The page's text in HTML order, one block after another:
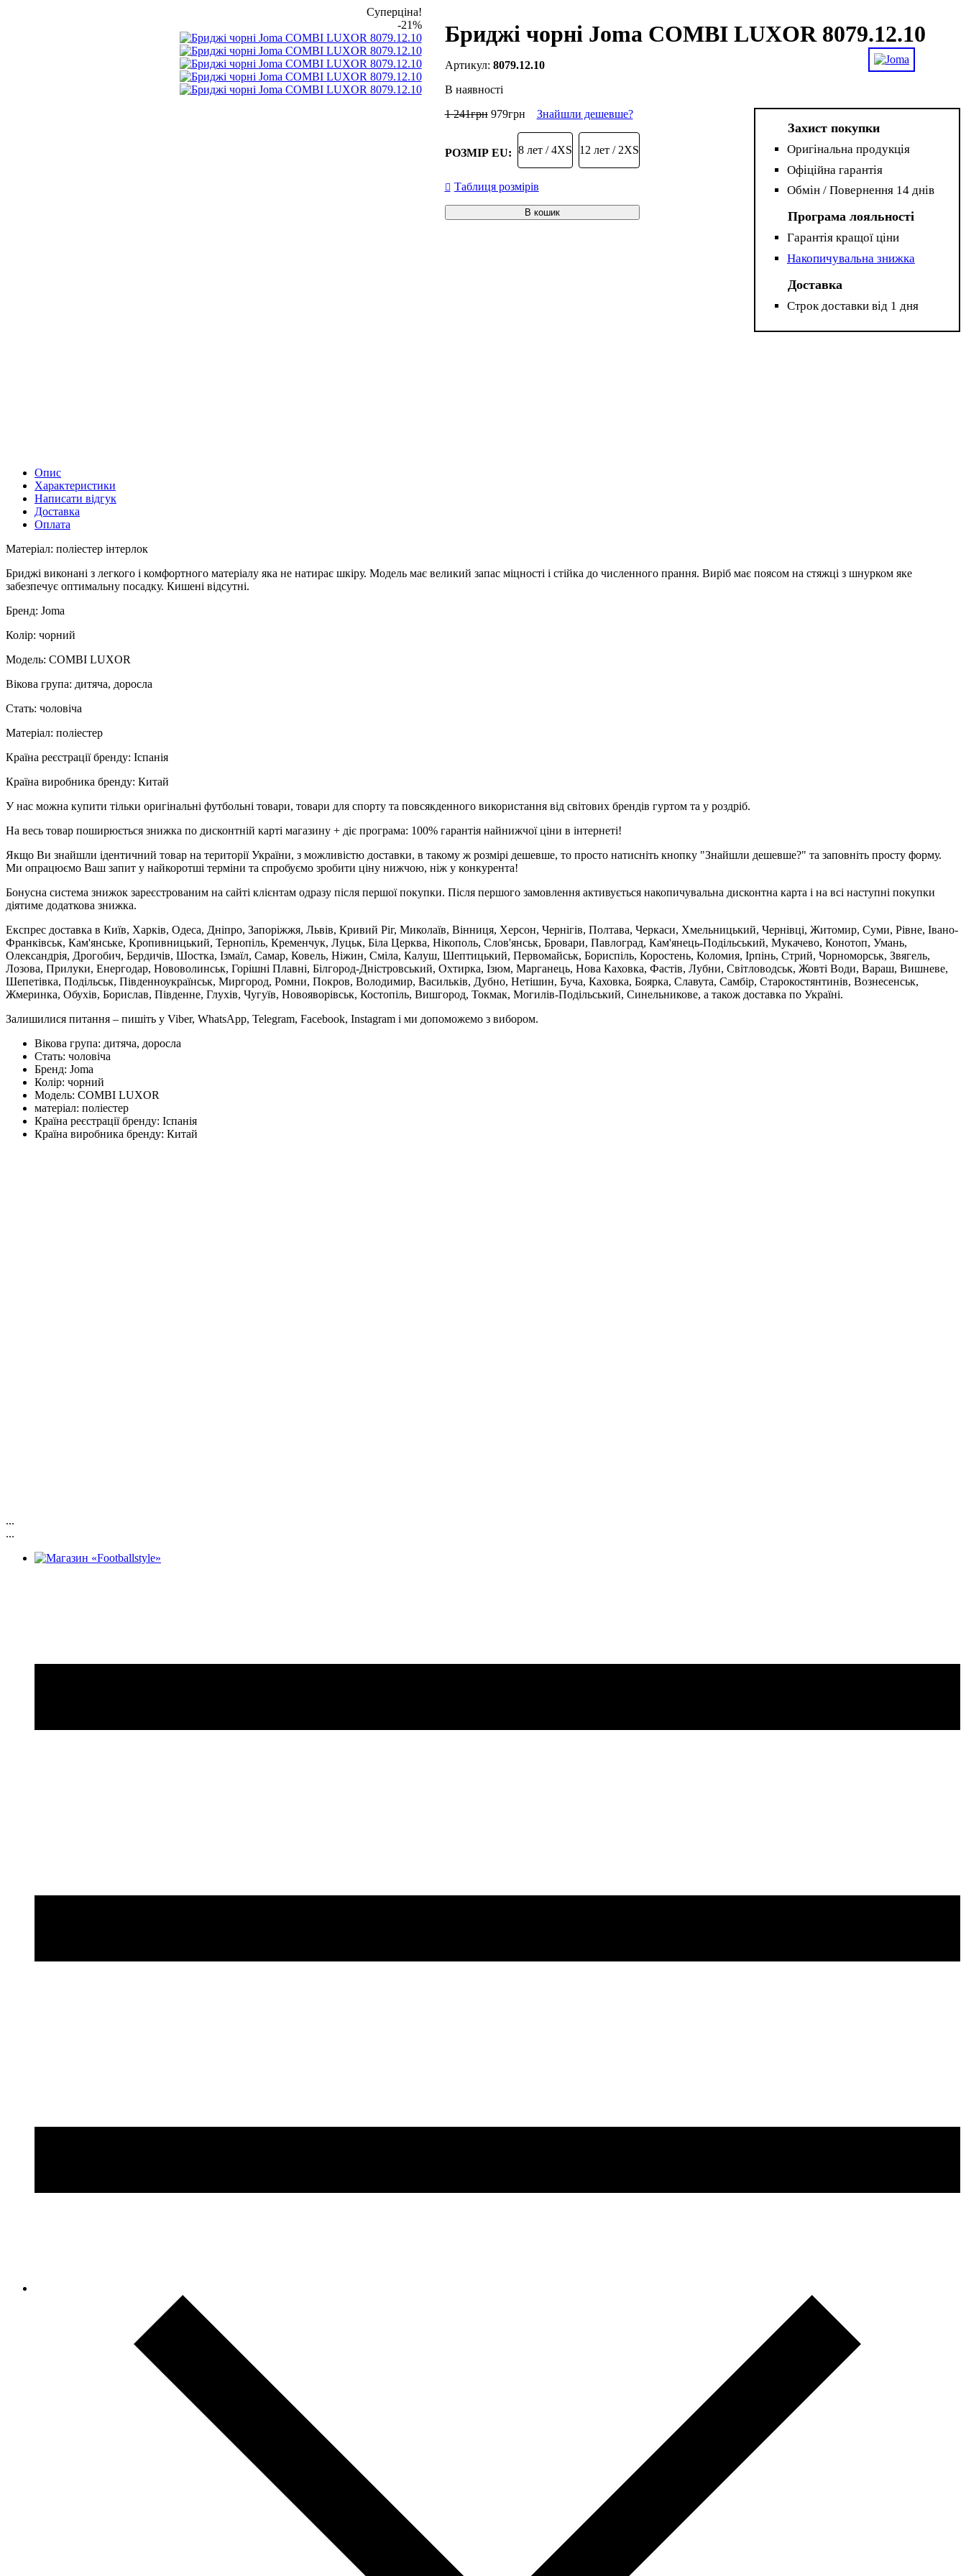
Суперціна!
-21%
Бриджі чорні Joma COMBI LUXOR 8079.12.10
8079.12.10
В наявності
1 241грн 979грн Знайшли дешевше?
РОЗМІР EU: 8 лет / 4XS 12 лет / 2XS
Таблиця розмірів
В кошик
Захист покупки
Оригінальна продукція
Офіційна гарантія
Обмін / Повернення 14 днів
Програма лояльності
Гарантія кращої ціни
Накопичувальна знижка
Доставка
Строк доставки від 1 дня
Опис
Характеристики
Написати відгук
Доставка
Оплата
Матеріал: поліестер інтерлок
Бриджі виконані з легкого і комфортного матеріалу яка не натирає шкіру. Модель має великий запас міцності і стійка до численного прання. Виріб має поясом на стяжці з шнурком яке
забезпечує оптимальну посадку. Кишені відсутні.
Бренд: Joma
Колір: чорний
Модель: COMBI LUXOR
Вікова група: дитяча, доросла
Стать: чоловіча
Матеріал: поліестер
Країна реєстрації бренду: Іспанія
Країна виробника бренду: Китай
У нас можна купити тільки оригінальні футбольні товари, товари для спорту та повсякденного використання від світових брендів гуртом та у роздріб.
На весь товар поширюється знижка по дисконтній карті магазину + діє програма: 100% гарантія найнижчої ціни в інтернеті!
Якщо Ви знайшли ідентичний товар на території України, з можливістю доставки, в такому ж розмірі дешевше, то просто натисніть кнопку "Знайшли дешевше?" та заповніть просту форму.
Ми опрацюємо Ваш запит у найкоротші терміни та спробуємо зробити ціну нижчою, ніж у конкурента!
Бонусна система знижок зареєстрованим на сайті клієнтам одразу після першої покупки. Після першого замовлення активується накопичувальна дисконтна карта і на всі наступні покупки
діятиме додаткова знижка.
Експрес доставка в Київ, Харків, Одеса, Дніпро, Запоріжжя, Львів, Кривий Ріг, Миколаїв, Вінниця, Херсон, Чернігів, Полтава, Черкаси, Хмельницький, Чернівці, Житомир, Суми, Рівне, Івано-
Франківськ, Кам'янське, Кропивницький, Тернопіль, Кременчук, Луцьк, Біла Церква, Нікополь, Слов'янськ, Бровари, Павлоград, Кам'янець-Подільський, Мукачево, Конотоп, Умань,
Олександрія, Дрогобич, Бердичів, Шостка, Ізмаїл, Самар, Ковель, Ніжин, Сміла, Калуш, Шептицький, Первомайськ, Бориспіль, Коростень, Коломия, Ірпінь, Стрий, Чорноморськ, Звягель,
Лозова, Прилуки, Енергодар, Нововолинськ, Горішні Плавні, Білгород-Дністровський, Охтирка, Ізюм, Марганець, Нова Каховка, Фастів, Лубни, Світловодськ, Жовті Води, Вараш, Вишневе,
Шепетівка, Подільськ, Південноукраїнськ, Миргород, Ромни, Покров, Володимир, Васильків, Дубно, Нетішин, Буча, Каховка, Боярка, Славута, Самбір, Старокостянтинів, Вознесенськ,
Жмеринка, Обухів, Борислав, Південне, Глухів, Чугуїв, Новояворівськ, Костопіль, Вишгород, Токмак, Могилів-Подільський, Синельникове, а також доставка по Україні.
Залишилися питання – пишіть у Viber, WhatsApp, Telegram, Facebook, Instagram і ми допоможемо з вибором.
Вікова група: дитяча, доросла
Стать: чоловіча
Бренд: Joma
Колір: чорний
Модель: COMBI LUXOR
матеріал: поліестер
Країна реєстрації бренду: Іспанія
Країна виробника бренду: Китай
...
...